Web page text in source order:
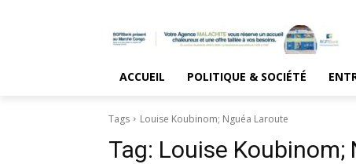
ACCUEIL POLITIQUE & SOCIÉTÉ
Tags Louise Koubinom; Nguéa Laroute
Tag: Louise Koubinom;